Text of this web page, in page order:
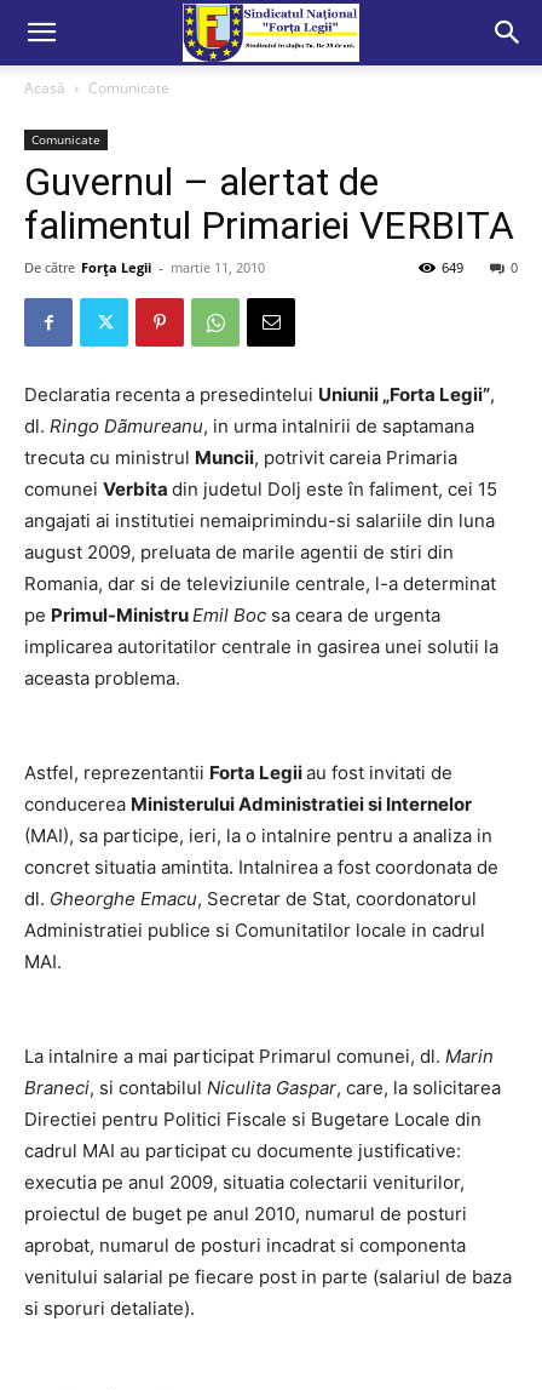
Acasă Comunicate
Comunicate
Guvernul – alertat de
falimentul Primariei VERBITA
De către Forța Legii - martie 11, 2010 0
649
Declaratia recenta a presedintelui Uniunii „Forta Legii”,
dl. Ringo Dãmureanu, in urma intalnirii de saptamana
trecuta cu ministrul Muncii, potrivit careia Primaria
comunei Verbita din judetul Dolj este în faliment, cei 15
angajati ai institutiei nemaiprimindu-si salariile din luna
august 2009, preluata de marile agentii de stiri din
Romania, dar si de televiziunile centrale, l-a determinat
pe Primul-MinistruEmil Boc sa ceara de urgenta
implicarea autoritatilor centrale in gasirea unei solutii la
aceasta problema.
Astfel, reprezentantii Forta Legiiau fost invitati de
conducerea Ministerului Administratiei si Internelor
(MAI), sa participe, ieri, la o intalnire pentru a analiza in
concret situatia amintita. Intalnirea a fost coordonata de
dl. Gheorghe Emacu, Secretar de Stat, coordonatorul
Administratiei publice si Comunitatilor locale in cadrul
MAI.
La intalnire a mai participat Primarul comunei, dl. Marin
Braneci, si contabilul Niculita Gaspar, care, la solicitarea
Directiei pentru Politici Fiscale si Bugetare Locale din
cadrul MAI au participat cu documente justificative:
executia pe anul 2009, situatia colectarii veniturilor,
proiectul de buget pe anul 2010, numarul de posturi
aprobat, numarul de posturi incadrat si componenta
venitului salarial pe fiecare post in parte (salariul de baza
si sporuri detaliate).